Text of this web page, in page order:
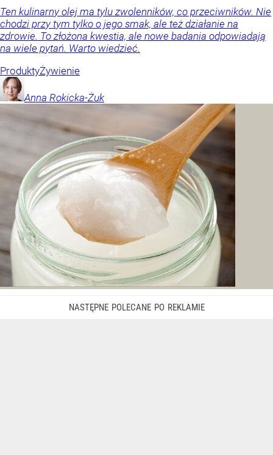
Ten kulinarny olej ma tylu zwolenników, co przeciwników. Nie
chodzi przy tym tylko o jego smak, ale też działanie na
zdrowie. To złożona kwestia, ale nowe badania odpowiadają
na wiele pytań. Warto wiedzieć.
ProduktyŻywienie
Anna Rokicka-Żuk